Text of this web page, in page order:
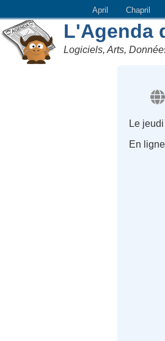
April Chapril
L'Agenda
Logiciels, Arts,
Le
En